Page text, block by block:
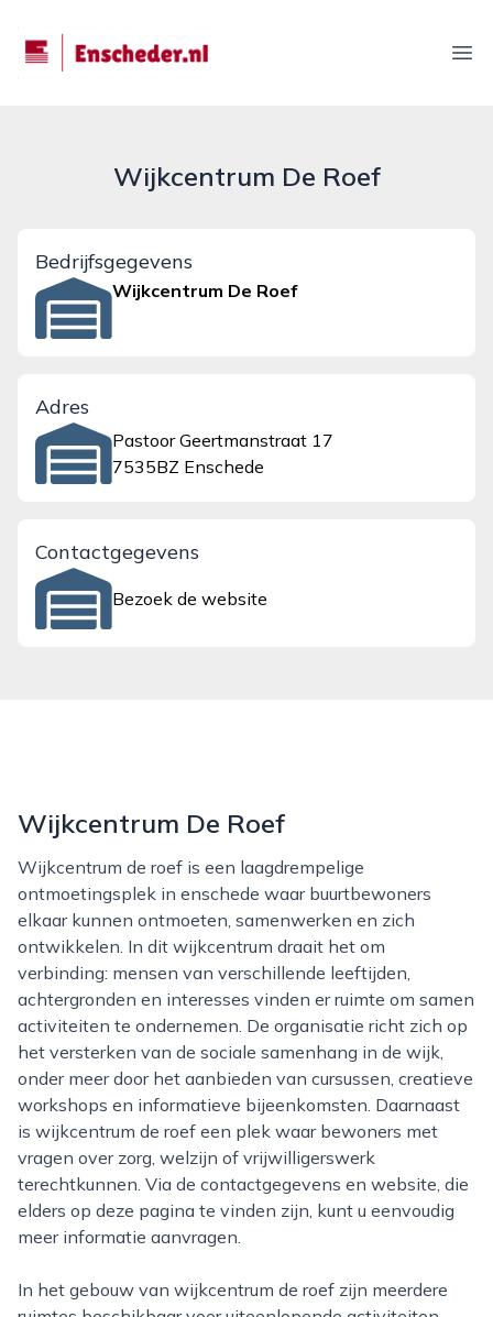
enscheder.nl
Wijkcentrum De Roef
Bedrijfsgegevens
Wijkcentrum De Roef
Adres
Pastoor Geertmanstraat 17
7535BZ Enschede
Contactgegevens
Bezoek de website
Wijkcentrum De Roef
Wijkcentrum de roef is een laagdrempelige
ontmoetingsplek in enschede waar buurtbewoners
elkaar kunnen ontmoeten, samenwerken en zich
ontwikkelen. In dit wijkcentrum draait het om
verbinding: mensen van verschillende leeftijden,
achtergronden en interesses vinden er ruimte om samen
activiteiten te ondernemen. De organisatie richt zich op
het versterken van de sociale samenhang in de wijk,
onder meer door het aanbieden van cursussen, creatieve
workshops en informatieve bijeenkomsten. Daarnaast
is wijkcentrum de roef een plek waar bewoners met
vragen over zorg, welzijn of vrijwilligerswerk
terechtkunnen. Via de contactgegevens en website, die
elders op deze pagina te vinden zijn, kunt u eenvoudig
meer informatie aanvragen.
In het gebouw van wijkcentrum de roef zijn meerdere